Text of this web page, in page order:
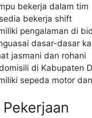
bekerja dalam tim
bekerja shift
pengalaman di
dasar-dasar
jasmani dan rohani
di Kabupaten
sepeda motor